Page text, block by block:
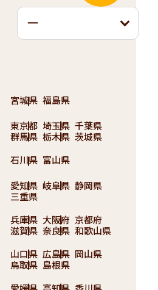
ー
宮城県 福島県
東京都 埼玉県 千葉県
群馬県 栃木県 茨城県
石川県 富山県
愛知県 岐阜県 静岡県
三重県
兵庫県 大阪府 京都府
滋賀県 奈良県 和歌山県
山口県 広島県 岡山県
鳥取県 島根県